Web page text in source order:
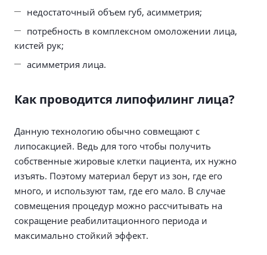
недостаточный объем губ, асимметрия;
потребность в комплексном омоложении лица,
кистей рук;
асимметрия лица.
Как проводится липофилинг лица?
Данную технологию обычно совмещают с
липосакцией. Ведь для того чтобы получить
собственные жировые клетки пациента, их нужно
изъять. Поэтому материал берут из зон, где его
много, и используют там, где его мало. В случае
совмещения процедур можно рассчитывать на
сокращение реабилитационного периода и
максимально стойкий эффект.